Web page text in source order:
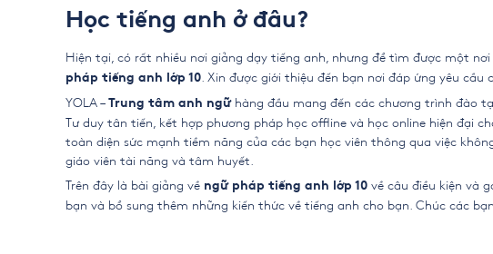
Học tiếng anh ở đâu?
Hiện tại, có rất nhiều nơi giảng dạy tiếng anh, nhưng để tìm được một
pháp tiếng anh lớp 10 . Xin được giới thiệu đến bạn nơi đáp ứng yêu cầu
YOLA – Trung tâm anh ngữhàng đầu mang đến các chương trình đào
Tư duy tân tiến, kết hợp phương pháp học offline và học online hiện đại
toàn diện sức mạnh tiềm năng của các bạn học viên thông qua việc
giáo viên tài năng và tâm huyết.
Trên đây là bài giảng về ngữ pháp tiếng anh lớp 10 về câu điều kiện và
bạn và bổ sung thêm những kiến thức về tiếng anh cho bạn. Chúc các